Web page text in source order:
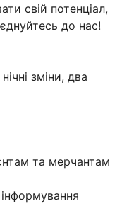
свій потенціал,
до нас!
зміни, два
та мерчантам